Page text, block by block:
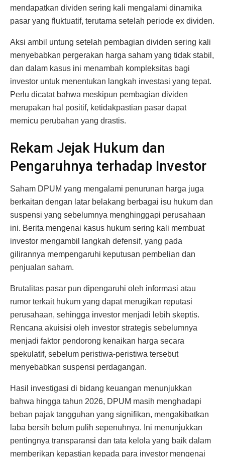
mendapatkan dividen sering kali mengalami dinamika
pasar yang fluktuatif, terutama setelah periode ex dividen.
Aksi ambil untung setelah pembagian dividen sering kali
menyebabkan pergerakan harga saham yang tidak stabil,
dan dalam kasus ini menambah kompleksitas bagi
investor untuk menentukan langkah investasi yang tepat.
Perlu dicatat bahwa meskipun pembagian dividen
merupakan hal positif, ketidakpastian pasar dapat
memicu perubahan yang drastis.
Rekam Jejak Hukum dan
Pengaruhnya terhadap Investor
Saham DPUM yang mengalami penurunan harga juga
berkaitan dengan latar belakang berbagai isu hukum dan
suspensi yang sebelumnya menghinggapi perusahaan
ini. Berita mengenai kasus hukum sering kali membuat
investor mengambil langkah defensif, yang pada
gilirannya mempengaruhi keputusan pembelian dan
penjualan saham.
Brutalitas pasar pun dipengaruhi oleh informasi atau
rumor terkait hukum yang dapat merugikan reputasi
perusahaan, sehingga investor menjadi lebih skeptis.
Rencana akuisisi oleh investor strategis sebelumnya
menjadi faktor pendorong kenaikan harga secara
spekulatif, sebelum peristiwa-peristiwa tersebut
menyebabkan suspensi perdagangan.
Hasil investigasi di bidang keuangan menunjukkan
bahwa hingga tahun 2026, DPUM masih menghadapi
beban pajak tangguhan yang signifikan, mengakibatkan
laba bersih belum pulih sepenuhnya. Ini menunjukkan
pentingnya transparansi dan tata kelola yang baik dalam
memberikan kepastian kepada para investor mengenai